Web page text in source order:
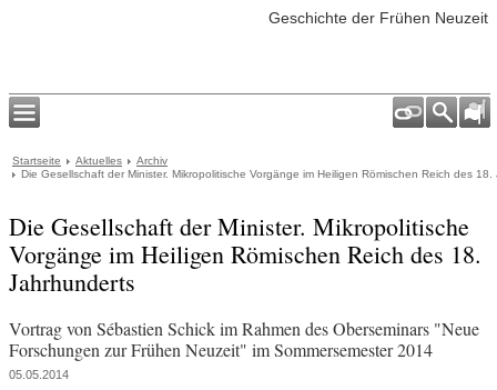
Geschichte der Frühen Neuzeit
Startseite Aktuelles
Archiv
Die Gesellschaft der Minister. Mikropolitische Vorgänge im Heiligen Römischen Reich des 18.
Die Gesellschaft der Minister. Mikropolitische
Vorgänge im Heiligen Römischen Reich des 18.
Jahrhunderts
Vortrag von Sébastien Schick im Rahmen des Oberseminars "Neue
Forschungen zur Frühen Neuzeit" im Sommersemester 2014
05.05.2014